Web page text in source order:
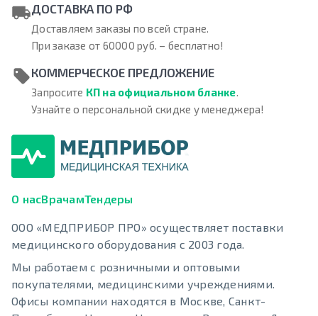
ДОСТАВКА ПО РФ
Доставляем заказы по всей стране.
При заказе от 60000 руб. – бесплатно!
КОММЕРЧЕСКОЕ ПРЕДЛОЖЕНИЕ
Запросите КП на официальном бланке.
Узнайте о персональной скидке у менеджера!
О насВрачамТендеры
ООО «МЕДПРИБОР ПРО» осуществляет поставки
медицинского оборудования с 2003 года.
Мы работаем с розничными и оптовыми
покупателями, медицинскими учреждениями.
Офисы компании находятся в Москве, Санкт-